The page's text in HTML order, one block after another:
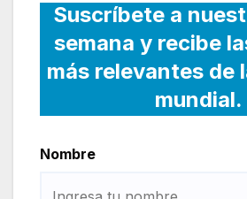
Suscríbete a
semana y recibe
más relevantes de
mundial.
Nombre